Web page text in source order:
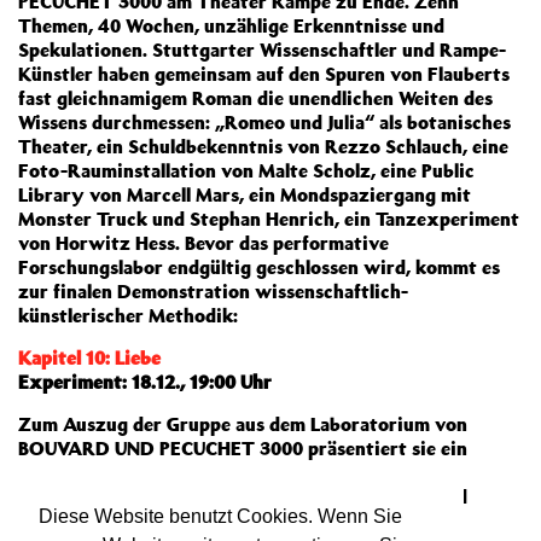
Diese Website benutzt Cookies. Wenn Sie
Themen, 40 Wochen, unzählige Erkenntnisse und
Spekulationen. Stuttgarter Wissenschaftler und Rampe-
Künstler haben gemeinsam auf den Spuren von Flauberts
fast gleichnamigem Roman die unendlichen Weiten des
Wissens durchmessen: „Romeo und Julia“ als botanisches
Theater, ein Schuldbekenntnis von Rezzo Schlauch, eine
Foto-Rauminstallation von Malte Scholz, eine Public
Library von Marcell Mars, ein Mondspaziergang mit
Monster Truck und Stephan Henrich, ein Tanzexperiment
von Horwitz Hess. Bevor das performative
Forschungslabor endgültig geschlossen wird, kommt es
zur finalen Demonstration wissenschaftlich-
künstlerischer Methodik:
Kapitel 10: Liebe
Experiment: 18.12., 19:00 Uhr
Zum Auszug der Gruppe aus dem Laboratorium von
BOUVARD UND PECUCHET 3000 präsentiert sie ein
Performance, Lektüre und Zitat, Dilettantismus und
Virtuosität, Bild und Sprache, Gemeinschaft und